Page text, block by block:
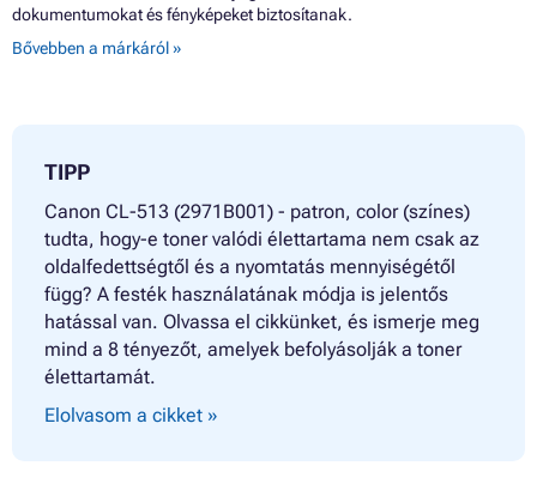
dokumentumokat és fényképeket biztosítanak.
Bővebben a márkáról »
TIPP
Canon CL-513 (2971B001) - patron, color (színes)
tudta, hogy-e toner valódi élettartama nem csak az
oldalfedettségtől és a nyomtatás mennyiségétől
függ? A festék használatának módja is jelentős
hatással van. Olvassa el cikkünket, és ismerje meg
mind a 8 tényezőt, amelyek befolyásolják a toner
élettartamát.
Elolvasom a cikket »